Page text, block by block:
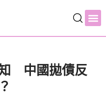
中國拋債反